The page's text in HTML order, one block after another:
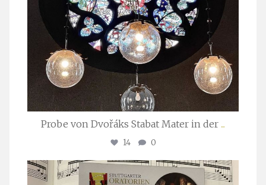
Probe von Dvořáks Stabat Mater in der ...
14 0
stuttgarter_oratorienchor
Nov. 29